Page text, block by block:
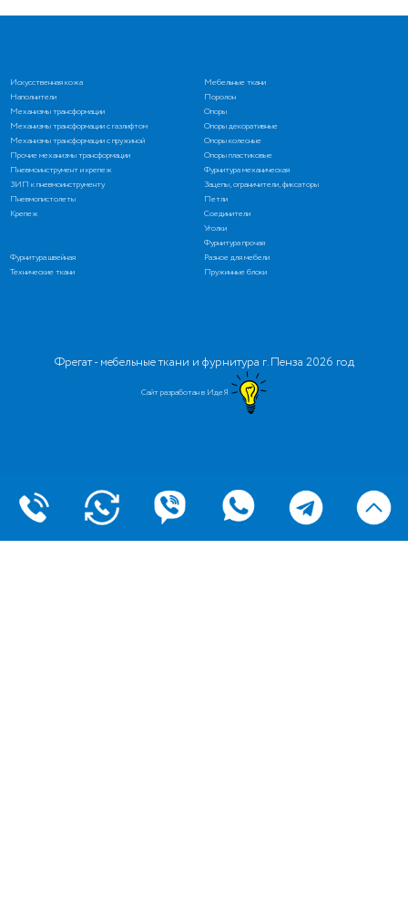
Искусственная кожа
Мебельные ткани
Наполнители
Поролон
Механизмы трансформации
Механизмы трансформации с газлифтом
Механизмы трансформации с пружиной
Прочие механизмы трансформации
Опоры
Опоры декоративные
Опоры колесные
Опоры пластиковые
Пневмоинструмент и крепеж
ЗИП к пневмоинструменту
Пневмопистолеты
Крепеж
Фурнитура механическая
Зацепы, ограничители, фиксаторы
Петли
Соединители
Уголки
Фурнитура прочая
Фурнитура швейная
Разное для мебели
Технические ткани
Пружинные блоки
Фрегат - мебельные ткани и фурнитура г. Пенза 2026 год
Сайт разработан в ИдеЯ